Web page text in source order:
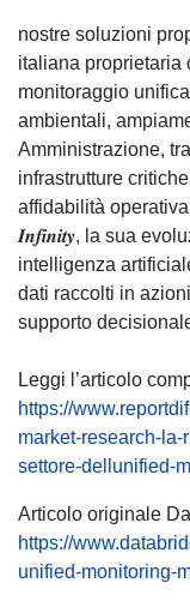
nostre soluzioni
italiana proprietaria
monitoraggio
ambientali,
Amministrazione,
infrastrutture
affidabilità operativa
𝑰𝒏𝒇𝒊𝒏𝒊𝒕𝒚, la sua
intelligenza
dati raccolti in
supporto
Leggi l’articolo
https://
market-research-
settore-dellunified-
Articolo originale
https://
unified-monitoring-